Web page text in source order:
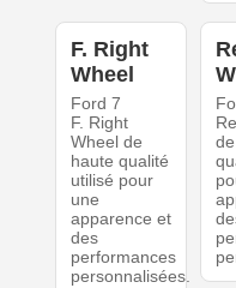
F. Right
Wheel
Ford 7
F. Right
Wheel de
haute qualité
utilisé pour
une
apparence et
des
performances
personnalisées.